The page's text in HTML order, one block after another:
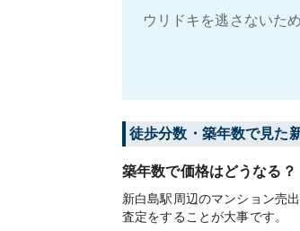
ウリドキを逃さないた
徒歩分数・築年数で見た
築年数で価格はどうなる？
新白島駅周辺のマンション売
査定をすることが大事です。